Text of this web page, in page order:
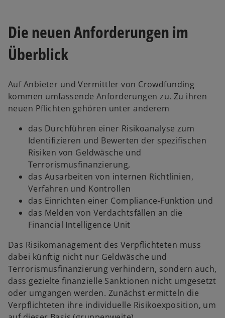
Die neuen Anforderungen im
Überblick
Auf Anbieter und Vermittler von Crowdfunding
kommen umfassende Anforderungen zu. Zu ihren
neuen Pflichten gehören unter anderem
das Durchführen einer Risikoanalyse zum
Identifizieren und Bewerten der spezifischen
Risiken von Geldwäsche und
Terrorismusfinanzierung,
das Ausarbeiten von internen Richtlinien,
Verfahren und Kontrollen
das Einrichten einer Compliance-Funktion und
das Melden von Verdachtsfällen an die
Financial Intelligence Unit
Das Risikomanagement des Verpflichteten muss
dabei künftig nicht nur Geldwäsche und
Terrorismusfinanzierung verhindern, sondern auch,
dass gezielte finanzielle Sanktionen nicht umgesetzt
oder umgangen werden. Zunächst ermitteln die
Verpflichteten ihre individuelle Risikoexposition, um